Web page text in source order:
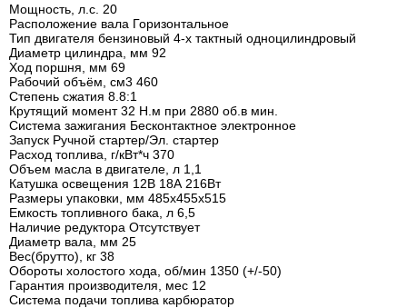
Мощность, л.с. 20
Расположение вала Горизонтальное
Тип двигателя бензиновый 4-х тактный одноцилиндровый
Диаметр цилиндра, мм 92
Ход поршня, мм 69
Рабочий объём, см3 460
Степень сжатия 8.8:1
Крутящий момент 32 Н.м при 2880 об.в мин.
Система зажигания Бесконтактное электронное
Запуск Ручной стартер/Эл. стартер
Расход топлива, г/кВт*ч 370
Объем масла в двигателе, л 1,1
Катушка освещения 12В 18А 216Вт
Размеры упаковки, мм 485х455х515
Емкость топливного бака, л 6,5
Наличие редуктора Отсутствует
Диаметр вала, мм 25
Вес(брутто), кг 38
Обороты холостого хода, об/мин 1350 (+/-50)
Гарантия производителя, мес 12
Система подачи топлива карбюратор